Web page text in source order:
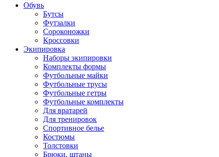
Обувь
Бутсы
Футзалки
Сороконожки
Кроссовки
Экипировка
Наборы экипировки
Комплекты формы
Футбольные майки
Футбольные трусы
Футбольные гетры
Футбольные комплекты
Для вратарей
Для тренировок
Спортивное белье
Костюмы
Толстовки
Брюки, штаны